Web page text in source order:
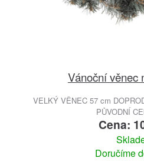
Vánoční věnec
VELKÝ VĚNEC 57 cm
PŮVODNÍ
Cena:
Doručíme